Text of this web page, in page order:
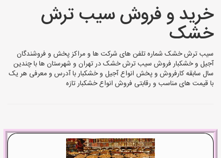
فروشنده های استان ها
خرید و فروش سیب ترش
خشک
سیب ترش خشک شماره تلفن های شرکت ها و مراکز پخش و فروشندگان
آجیل و خشکبار فروش سیب ترش خشک در تهران و شهرستان ها با چندین
سال سابقه کارفروش و پخش انواع آجیل و خشکبار با آدرس و معرفی هر یک
با قیمت های مناسب و رقابتی فروش انواع خشکبار تازه